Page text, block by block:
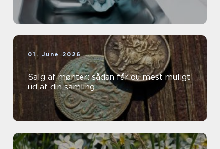
01. June 2026
Salg af mønter: sådan får du mest muligt
ud af din samling